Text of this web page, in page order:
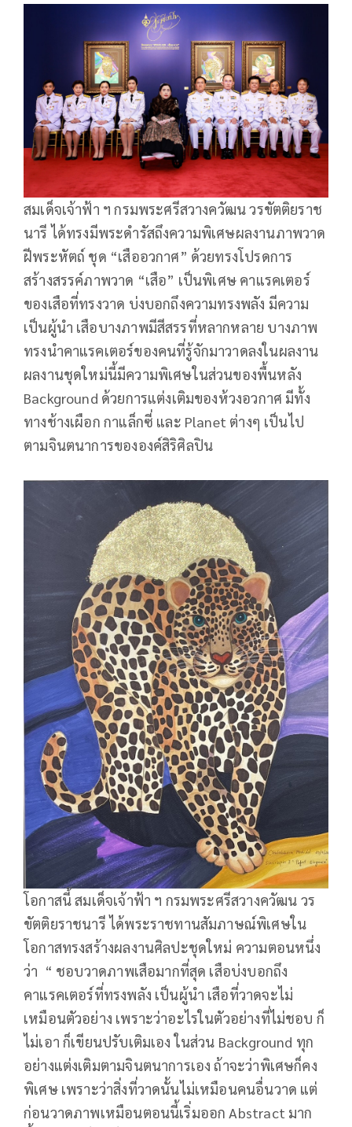
สมเด็จเจ้าฟ้า ฯ กรมพระศรีสวางควัฒน วรขัตติยราช
นารี ได้ทรงมีพระดำรัสถึงความพิเศษผลงานภาพวาด
ฝีพระหัตถ์ ชุด “เสืออวกาศ” ด้วยทรงโปรดการ
สร้างสรรค์ภาพวาด “เสือ” เป็นพิเศษ คาแรคเตอร์
ของเสือที่ทรงวาด บ่งบอกถึงความทรงพลัง มีความ
เป็นผู้นำ เสือบางภาพมีสีสรรที่หลากหลาย บางภาพ
ทรงนำคาแรคเตอร์ของคนที่รู้จักมาวาดลงในผลงาน
ผลงานชุดใหม่นี้มีความพิเศษในส่วนของพื้นหลัง
Background ด้วยการแต่งเติมของห้วงอวกาศ มีทั้ง
ทางช้างเผือก กาแล็กซี่ และ Planet ต่างๆ เป็นไป
ตามจินตนาการขององค์สิริศิลปิน
โอกาสนี้ สมเด็จเจ้าฟ้า ฯ กรมพระศรีสวางควัฒน วร
ขัตติยราชนารี ได้พระราชทานสัมภาษณ์พิเศษใน
โอกาสทรงสร้างผลงานศิลปะชุดใหม่ ความตอนหนึ่ง
ว่า “ ชอบวาดภาพเสือมากที่สุด เสือบ่งบอกถึง
คาแรคเตอร์ที่ทรงพลัง เป็นผู้นำ เสือที่วาดจะไม่
เหมือนตัวอย่าง เพราะว่าอะไรในตัวอย่างที่ไม่ชอบ ก็
ไม่เอา ก็เขียนปรับเติมเอง ในส่วน Background ทุก
อย่างแต่งเติมตามจินตนาการเอง ถ้าจะว่าพิเศษก็คง
พิเศษ เพราะว่าสิ่งที่วาดนั้นไม่เหมือนคนอื่นวาด แต่
ก่อนวาดภาพเหมือนตอนนี้เริ่มออก Abstract มาก